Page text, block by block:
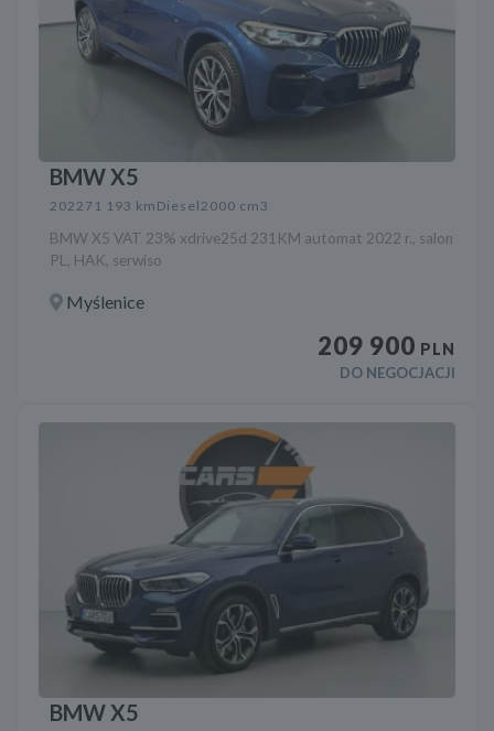
BMW X5
2022 71 193 km Diesel2000 cm3
BMW X5 VAT 23% xdrive25d 231KM automat 2022 r., salon
PL, HAK, serwiso
Myślenice
209 900 PLN
DO NEGOCJACJI
BMW X5